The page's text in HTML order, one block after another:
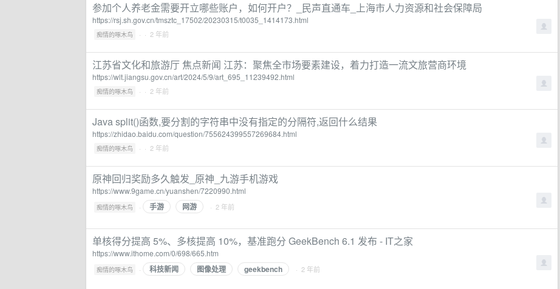
参加个人养老金需要开立哪些账户，如何开户？_民声直通车_上海市人力资源和社会保障局
https://rsj.sh.gov.cn/tmsztc_17502/20230315/t0035_1414173.html
痴情的啄木鸟 · · 2 年前
江苏省文化和旅游厅 焦点新闻 ​江苏：聚焦全市场要素建设，着力打造一流文旅营商环境
https://wlt.jiangsu.gov.cn/art/2024/5/9/art_695_11239492.html
痴情的啄木鸟 · · 2 年前
Java split()函数,要分割的字符串中没有指定的分隔符,返回什么结果
https://zhidao.baidu.com/question/755624399557269684.html
痴情的啄木鸟 · · 2 年前
原神回归奖励多久触发_原神_九游手机游戏
https://www.9game.cn/yuanshen/7220990.html
痴情的啄木鸟 · 手游 网游 · 2 年前
单核得分提高 5%、多核提高 10%，基准跑分 GeekBench 6.1 发布 - IT之家
https://www.ithome.com/0/698/665.htm
痴情的啄木鸟 · 科技新闻 图像处理 geekbench · 2 年前